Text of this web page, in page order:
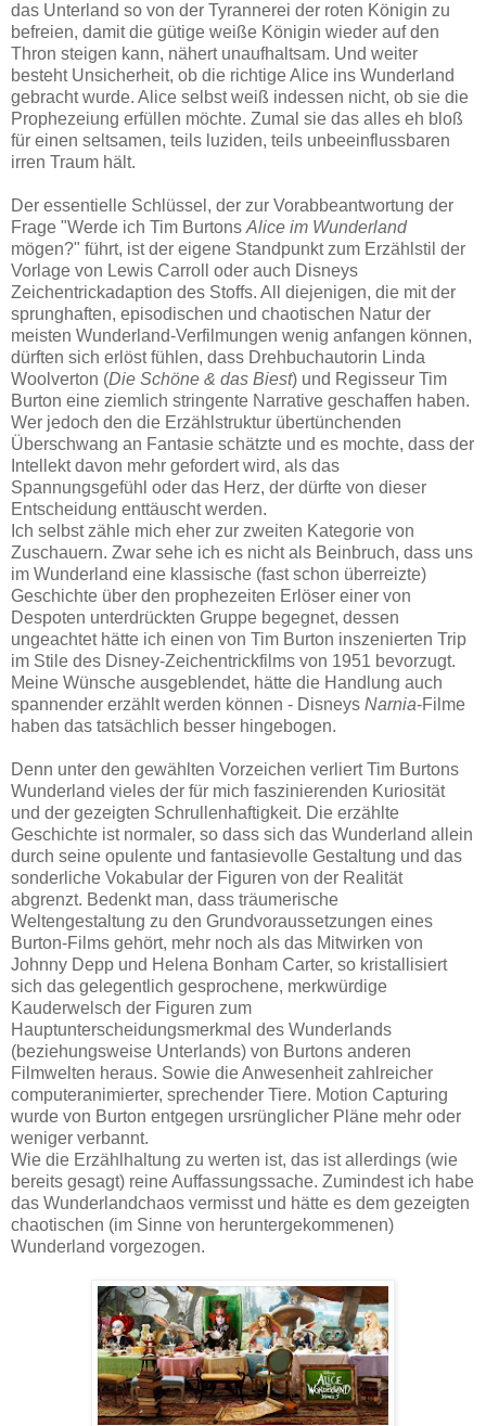
das Unterland so von der Tyrannerei der roten Königin zu
befreien, damit die gütige weiße Königin wieder auf den
Thron steigen kann, nähert unaufhaltsam. Und weiter
besteht Unsicherheit, ob die richtige Alice ins Wunderland
gebracht wurde. Alice selbst weiß indessen nicht, ob sie die
Prophezeiung erfüllen möchte. Zumal sie das alles eh bloß
für einen seltsamen, teils luziden, teils unbeeinflussbaren
irren Traum hält.
Der essentielle Schlüssel, der zur Vorabbeantwortung der
Frage "Werde ich Tim Burtons Alice im Wunderland
mögen?" führt, ist der eigene Standpunkt zum Erzählstil der
Vorlage von Lewis Carroll oder auch Disneys
Zeichentrickadaption des Stoffs. All diejenigen, die mit der
sprunghaften, episodischen und chaotischen Natur der
meisten Wunderland-Verfilmungen wenig anfangen können,
dürften sich erlöst fühlen, dass Drehbuchautorin Linda
Woolverton (Die Schöne & das Biest) und Regisseur Tim
Burton eine ziemlich stringente Narrative geschaffen haben.
Wer jedoch den die Erzählstruktur übertünchenden
Überschwang an Fantasie schätzte und es mochte, dass der
Intellekt davon mehr gefordert wird, als das
Spannungsgefühl oder das Herz, der dürfte von dieser
Entscheidung enttäuscht werden.
Ich selbst zähle mich eher zur zweiten Kategorie von
Zuschauern. Zwar sehe ich es nicht als Beinbruch, dass uns
im Wunderland eine klassische (fast schon überreizte)
Geschichte über den prophezeiten Erlöser einer von
Despoten unterdrückten Gruppe begegnet, dessen
ungeachtet hätte ich einen von Tim Burton inszenierten Trip
im Stile des Disney-Zeichentrickfilms von 1951 bevorzugt.
Meine Wünsche ausgeblendet, hätte die Handlung auch
spannender erzählt werden können - Disneys Narnia-Filme
haben das tatsächlich besser hingebogen.
Denn unter den gewählten Vorzeichen verliert Tim Burtons
Wunderland vieles der für mich faszinierenden Kuriosität
und der gezeigten Schrullenhaftigkeit. Die erzählte
Geschichte ist normaler, so dass sich das Wunderland allein
durch seine opulente und fantasievolle Gestaltung und das
sonderliche Vokabular der Figuren von der Realität
abgrenzt. Bedenkt man, dass träumerische
Weltengestaltung zu den Grundvoraussetzungen eines
Burton-Films gehört, mehr noch als das Mitwirken von
Johnny Depp und Helena Bonham Carter, so kristallisiert
sich das gelegentlich gesprochene, merkwürdige
Kauderwelsch der Figuren zum
Hauptunterscheidungsmerkmal des Wunderlands
(beziehungsweise Unterlands) von Burtons anderen
Filmwelten heraus. Sowie die Anwesenheit zahlreicher
computeranimierter, sprechender Tiere. Motion Capturing
wurde von Burton entgegen ursrünglicher Pläne mehr oder
weniger verbannt.
Wie die Erzählhaltung zu werten ist, das ist allerdings (wie
bereits gesagt) reine Auffassungssache. Zumindest ich habe
das Wunderlandchaos vermisst und hätte es dem gezeigten
chaotischen (im Sinne von heruntergekommenen)
Wunderland vorgezogen.